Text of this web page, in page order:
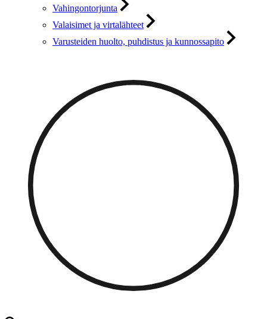
Vahingontorjunta
Valaisimet ja virtalähteet
Varusteiden huolto, puhdistus ja kunnossapito